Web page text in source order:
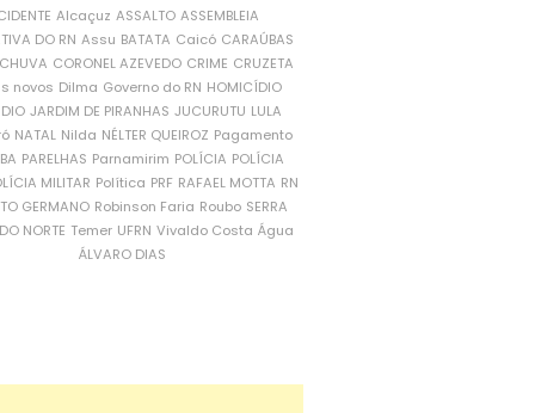
Alcaçuz ASSALTO ASSEMBLEIA
DO RN Assu BATATA Caicó CARAÚBAS
CORONEL AZEVEDO CRIME CRUZETA
novos Dilma Governo do RN HOMICÍDIO
JARDIM DE PIRANHAS JUCURUTU LULA
NATAL Nilda NÉLTER QUEIROZ Pagamento
PARELHAS Parnamirim POLÍCIA POLÍCIA
MILITAR Política PRF RAFAEL MOTTA RN
GERMANO Robinson Faria Roubo SERRA
NORTE Temer UFRN Vivaldo Costa Água
ÁLVARO DIAS